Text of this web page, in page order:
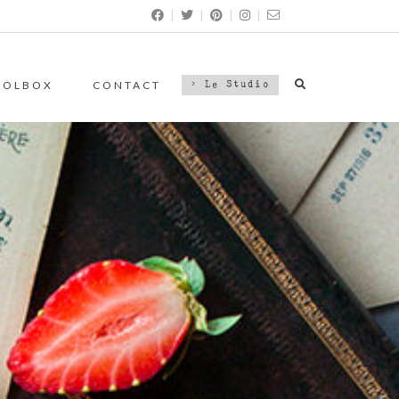
| | | |
CONTACT > Le Studio